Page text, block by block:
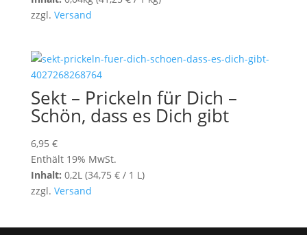
zzgl. Versand
Sekt – Prickeln für Dich –
Schön, dass es Dich gibt
6,95 €
Enthält 19% MwSt.
Inhalt: 0,2L (34,75 €/ 1 L)
zzgl. Versand